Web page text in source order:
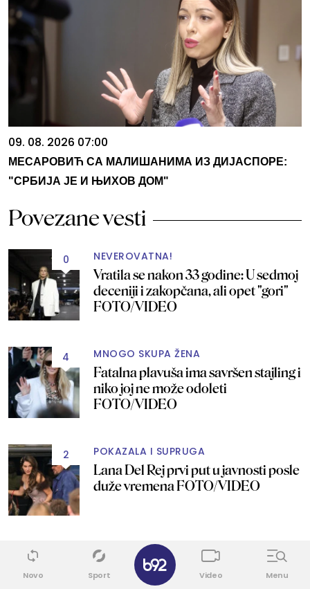
09. 08. 2026 07:00
МЕСАРОВИЋ СА МАЛИШАНИМА ИЗ ДИЈАСПОРЕ:
"СРБИЈА ЈЕ И ЊИХОВ ДОМ"
Povezane vesti
0 NEVEROVATNA!
Vratila se nakon 33 godine: U sedmoj
deceniji i zakopčana, ali opet "gori"
FOTO/VIDEO
4 MNOGO SKUPA ŽENA
Fatalna plavuša ima savršen stajling i
niko joj ne može odoleti
FOTO/VIDEO
2 POKAZALA I SUPRUGA
Lana Del Rej prvi put u javnosti posle
duže vremena FOTO/VIDEO
UPS!
Zamalo pao poljubac: Megan Markl
doživela neprijatnost pred svetom
Novo Sport Video Menu
✕